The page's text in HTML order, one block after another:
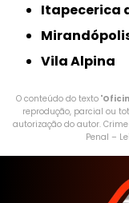
Itapecerica
Vila Alpina
O conteúdo do texto "
reprodução, parcial ou
autorização do autor.
Penal –